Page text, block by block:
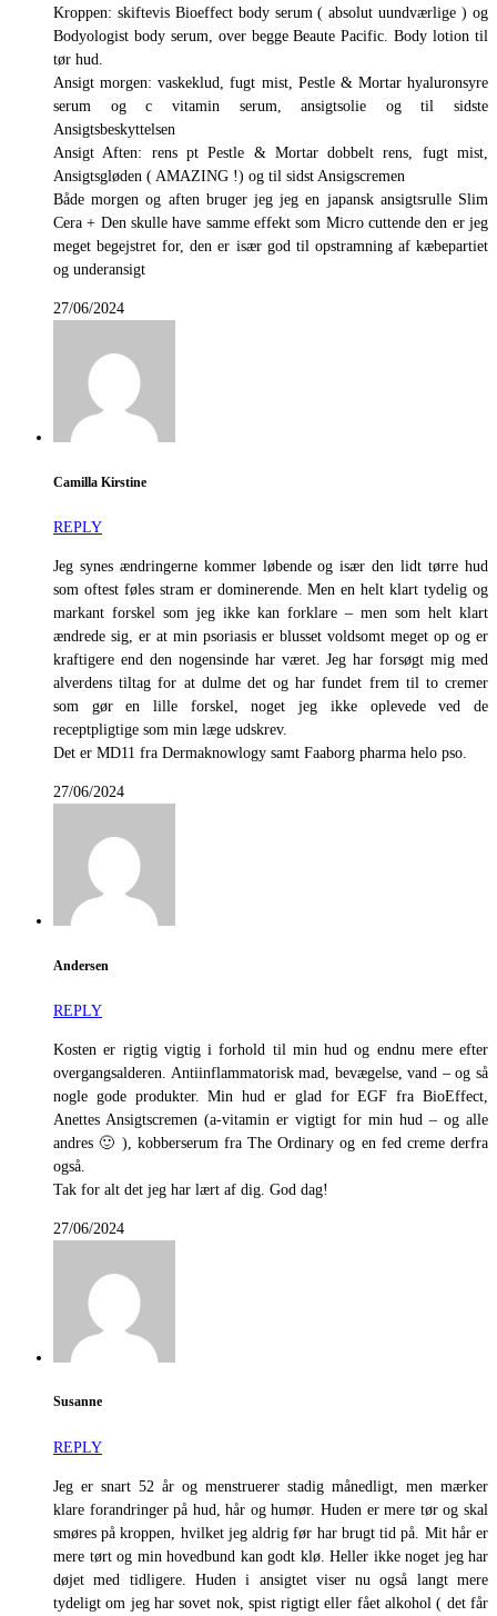
Kroppen: skiftevis Bioeffect body serum ( absolut uundværlige ) og
Bodyologist body serum, over begge Beaute Pacific. Body lotion til
tør hud.
Ansigt morgen: vaskeklud, fugt mist, Pestle & Mortar hyaluronsyre
serum og c vitamin serum, ansigtsolie og til sidste
Ansigtsbeskyttelsen
Ansigt Aften: rens pt Pestle & Mortar dobbelt rens, fugt mist,
Ansigtsgløden ( AMAZING !) og til sidst Ansigscremen
Både morgen og aften bruger jeg jeg en japansk ansigtsrulle Slim
Cera + Den skulle have samme effekt som Micro cuttende den er jeg
meget begejstret for, den er især god til opstramning af kæbepartiet
og underansigt
27/06/2024
Camilla Kirstine
REPLY
Jeg synes ændringerne kommer løbende og især den lidt tørre hud
som oftest føles stram er dominerende. Men en helt klart tydelig og
markant forskel som jeg ikke kan forklare – men som helt klart
ændrede sig, er at min psoriasis er blusset voldsomt meget op og er
kraftigere end den nogensinde har været. Jeg har forsøgt mig med
alverdens tiltag for at dulme det og har fundet frem til to cremer
som gør en lille forskel, noget jeg ikke oplevede ved de
receptpligtige som min læge udskrev.
Det er MD11 fra Dermaknowlogy samt Faaborg pharma helo pso.
27/06/2024
Andersen
REPLY
Kosten er rigtig vigtig i forhold til min hud og endnu mere efter
overgangsalderen. Antiinflammatorisk mad, bevægelse, vand – og så
nogle gode produkter. Min hud er glad for EGF fra BioEffect,
Anettes Ansigtscremen (a-vitamin er vigtigt for min hud – og alle
andres 🙂 ), kobberserum fra The Ordinary og en fed creme derfra
også.
Tak for alt det jeg har lært af dig. God dag!
27/06/2024
Susanne
REPLY
Jeg er snart 52 år og menstruerer stadig månedligt, men mærker
klare forandringer på hud, hår og humør. Huden er mere tør og skal
smøres på kroppen, hvilket jeg aldrig før har brugt tid på. Mit hår er
mere tørt og min hovedbund kan godt klø. Heller ikke noget jeg har
døjet med tidligere. Huden i ansigtet viser nu også langt mere
tydeligt om jeg har sovet nok, spist rigtigt eller fået alkohol ( det får